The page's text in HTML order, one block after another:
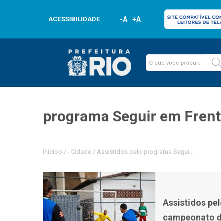
ACESSIBILIDADE -A +A
programa Seguir em
Inícioo / - Cidade / Assistidos pelo programa Seguir em
Assistidos
campeonato